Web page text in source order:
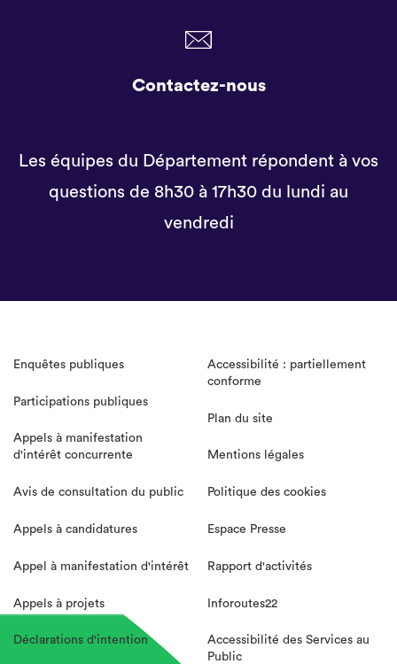
Contactez-nous
Les équipes du Département répondent à vos
questions de 8h30 à 17h30 du lundi au
vendredi
Enquêtes publiques
Participations publiques
Appels à manifestation
d'intérêt concurrente
Avis de consultation du public
Appels à candidatures
Appel à manifestation d'intérêt
Appels à projets
Déclarations d'intention
Accessibilité : partiellement
conforme
Plan du site
Mentions légales
Politique des cookies
Espace Presse
Rapport d'activités
Inforoutes22
Accessibilité des Services au
Public